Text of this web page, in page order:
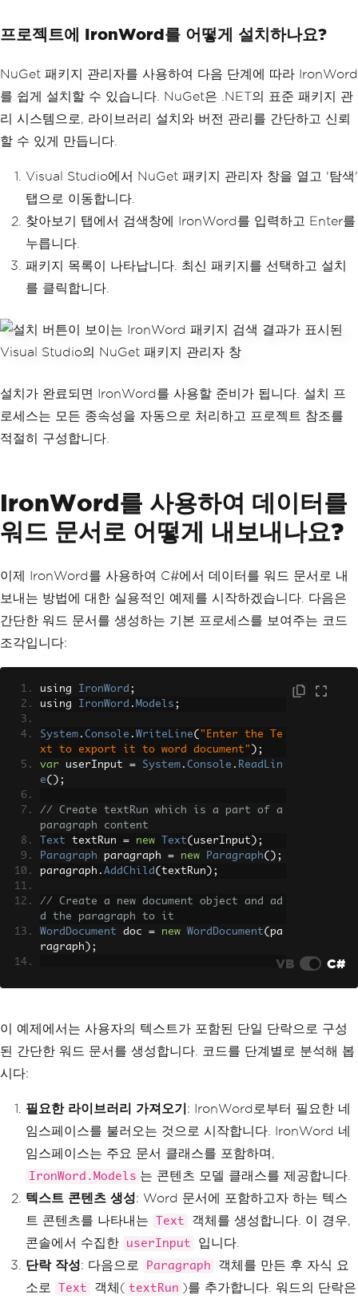
프로젝트에 IronWord를 어떻게 설치하나요?
NuGet 패키지 관리자를 사용하여 다음 단계에 따라 IronWord
를 쉽게 설치할 수 있습니다. NuGet은 .NET의 표준 패키지 관
리 시스템으로, 라이브러리 설치와 버전 관리를 간단하고 신뢰
할 수 있게 만듭니다.
Visual Studio에서 NuGet 패키지 관리자 창을 열고 '탐색'
탭으로 이동합니다.
찾아보기 탭에서 검색창에 IronWord를 입력하고 Enter를
누릅니다.
패키지 목록이 나타납니다. 최신 패키지를 선택하고 설치
를 클릭합니다.
설치가 완료되면 IronWord를 사용할 준비가 됩니다. 설치 프
로세스는 모든 종속성을 자동으로 처리하고 프로젝트 참조를
적절히 구성합니다.
IronWord를 사용하여 데이터를
워드 문서로 어떻게 내보내나요?
이제 IronWord를 사용하여 C#에서 데이터를 워드 문서로 내
보내는 방법에 대한 실용적인 예제를 시작하겠습니다. 다음은
간단한 워드 문서를 생성하는 기본 프로세스를 보여주는 코드
조각입니다:
using IronWord ;
using IronWord . Models ;
System . Console . WriteLine( "Enter the Te
xt to export it to word document" );
var userInput = System . Console . ReadLin
e();
// Create textRun which is a part of a
paragraph content
Text textRun = new Text( userInput );
Paragraph paragraph = new Paragraph();
paragraph . AddChild ( textRun );
// Create a new document object and ad
d the paragraph to it
WordDocument doc = new WordDocument( pa
ragraph );
VB C#
이 예제에서는 사용자의 텍스트가 포함된 단일 단락으로 구성
된 간단한 워드 문서를 생성합니다. 코드를 단계별로 분석해 봅
시다:
필요한 라이브러리 가져오기 : IronWord로부터 필요한 네
임스페이스를 불러오는 것으로 시작합니다. IronWord 네
임스페이스는 주요 문서 클래스를 포함하며,
IronWord.Models 는 콘텐츠 모델 클래스를 제공합니다.
텍스트 콘텐츠 생성: Word 문서에 포함하고자 하는 텍스
트 콘텐츠를 나타내는
Text
객체를 생성합니다. 이 경우,
콘솔에서 수집한
userInput
입니다.
단락 작성: 다음으로 Paragraph
객체를 만든 후 자식 요
소로
Text 객체( textRun )를 추가합니다. 워드의 단락은